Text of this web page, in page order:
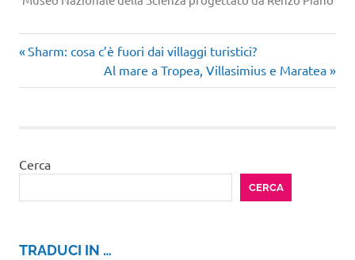
Navigazione
articoli
Articolo
Sharm: cosa c’è fuori dai villaggi turistici?
Articolo
successivo:
Al mare a Tropea, Villasimius e Maratea
Cerca
CERCA
TRADUCI IN …